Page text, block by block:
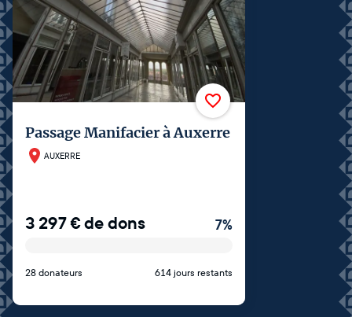
Passage Manifacier à Auxerre
AUXERRE
3 297€de dons 7%
28 donateurs 614 jours restants